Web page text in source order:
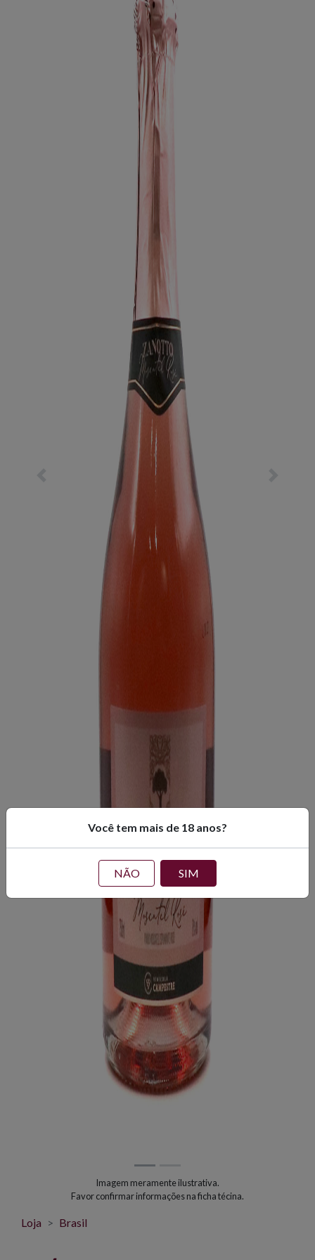
Imagem meramente ilustrativa.
Favor confirmar informações na ficha técina.
Loja Brasil
Você tem mais de 18 anos?
NÃO SIM